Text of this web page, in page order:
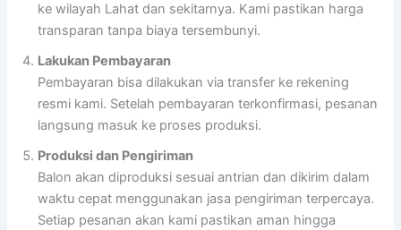
ke wilayah Lahat dan sekitarnya. Kami pastikan harga
transparan tanpa biaya tersembunyi.
Lakukan Pembayaran
Pembayaran bisa dilakukan via transfer ke rekening
resmi kami. Setelah pembayaran terkonfirmasi, pesanan
langsung masuk ke proses produksi.
Produksi dan Pengiriman
Balon akan diproduksi sesuai antrian dan dikirim dalam
waktu cepat menggunakan jasa pengiriman terpercaya.
Setiap pesanan akan kami pastikan aman hingga